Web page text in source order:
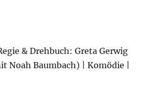
& Drehbuch: Greta Gerwig
Noah Baumbach) | Komödie |